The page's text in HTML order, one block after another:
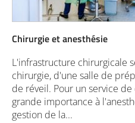
Chirurgie et anesthésie
L'infrastructure chirurgicale
chirurgie, d'une salle de
de réveil. Pour un service
grande importance à
gestion de la...